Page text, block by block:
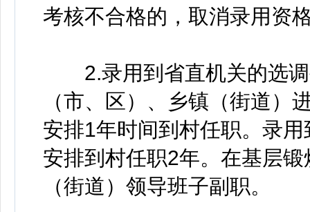
考核不合格的，取消录用资
2.录用到省直机关的选调
（市、区）、乡镇（街道）
安排1年时间到村任职。录
安排到村任职2年。在基层
（街道）领导班子副职。